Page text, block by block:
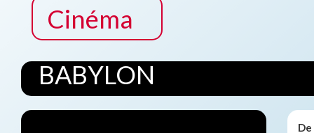
Cinéma
BABYLON
De